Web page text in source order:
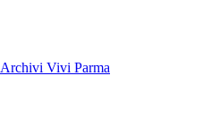
Archivi Vivi Parma